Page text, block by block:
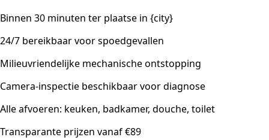
Binnen 30 minuten ter plaatse in {city}
24/7 bereikbaar voor spoedgevallen
Milieuvriendelijke mechanische ontstopping
Camera-inspectie beschikbaar voor diagnose
Alle afvoeren: keuken, badkamer, douche, toilet
Transparante prijzen vanaf €89